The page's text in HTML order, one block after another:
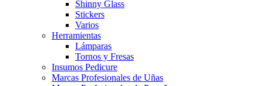
Shinny Glass
Stickers
Varios
Herramientas
Lámparas
Tornos y Fresas
Insumos Pedicure
Marcas Profesionales de Uñas